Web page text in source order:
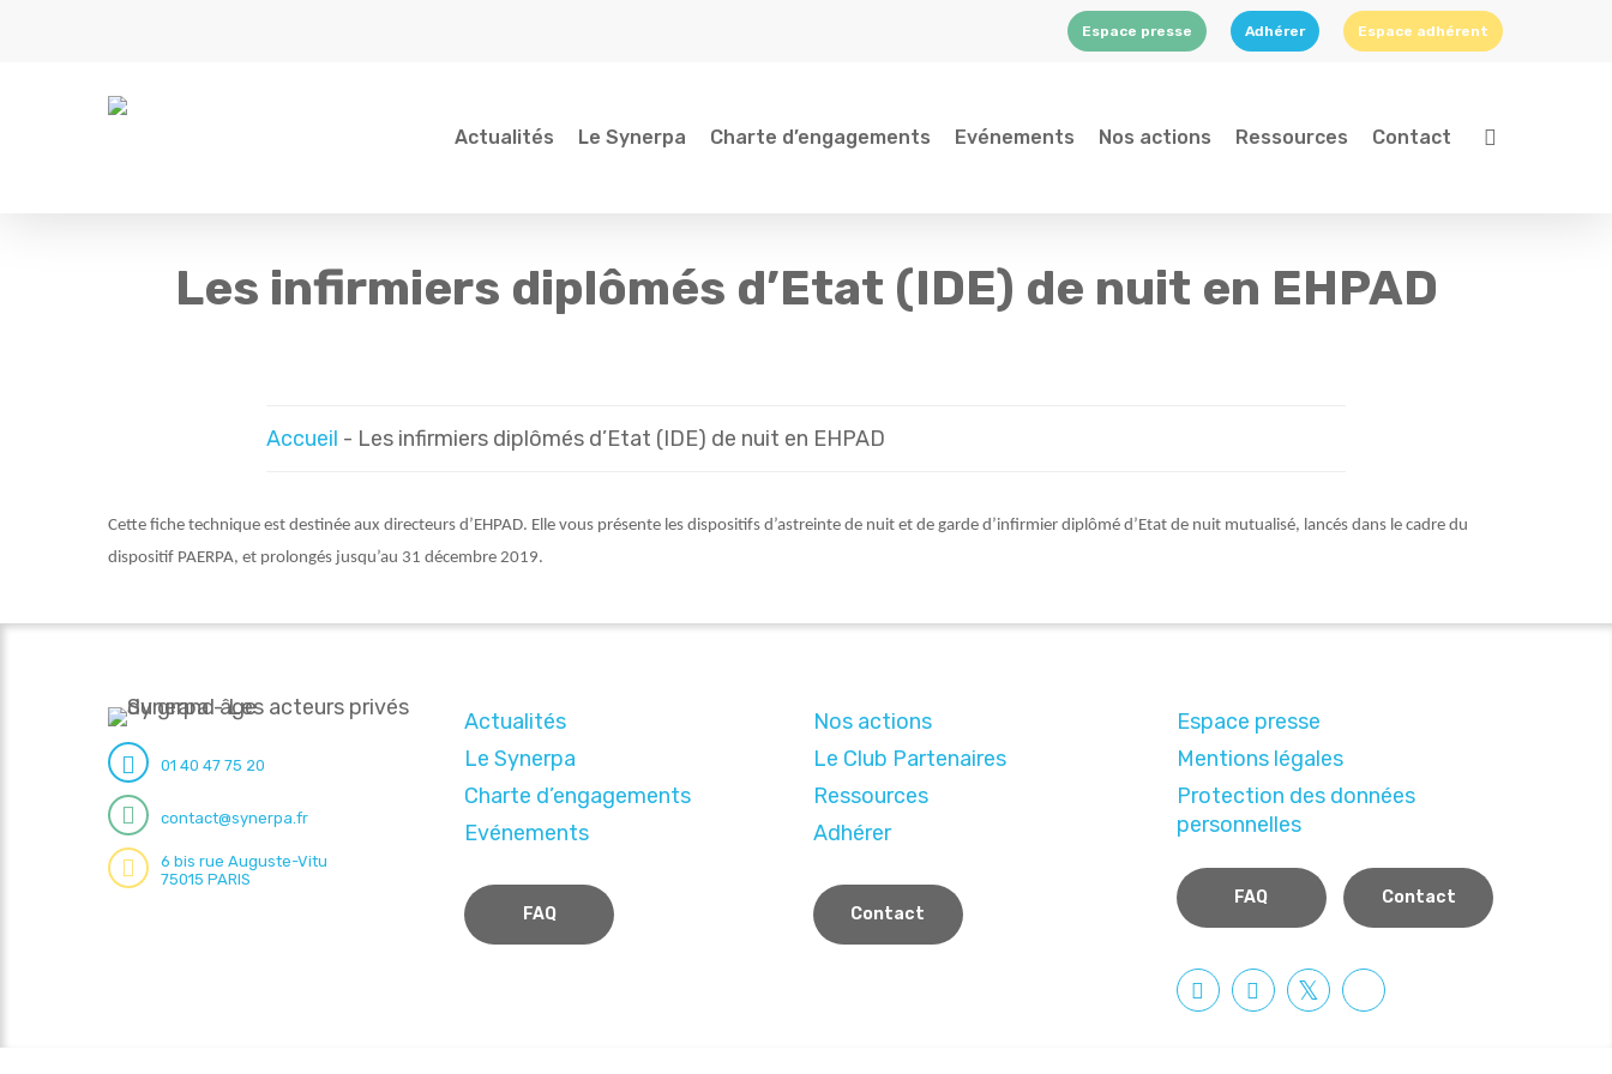
Espace presse Adhérer Espace adhérent
Indiquez votre recherche...
Actualités Le Synerpa Charte d’engagements Evénements Nos actions Ressources Contact
Les infirmiers diplômés d’Etat (IDE) de nuit en EHPAD
Accueil - Les infirmiers diplômés d’Etat (IDE) de nuit en EHPAD
Cette fiche technique est destinée aux directeurs d’EHPAD. Elle vous présente les dispositifs d’astreinte de nuit et de garde d’infirmier diplômé d’Etat de nuit mutualisé, lancés dans le cadre du
dispositif PAERPA, et prolongés jusqu’au 31 décembre 2019.
01 40 47 75 20
contact@synerpa.fr
6 bis rue Auguste-Vitu
75015 PARIS
Actualités
Le Synerpa
Charte d’engagements
Evénements
Nos actions
Le Club Partenaires
Ressources
Adhérer
FAQ Contact
Espace presse
Mentions légales
Protection des données
personnelles
FAQ Contact